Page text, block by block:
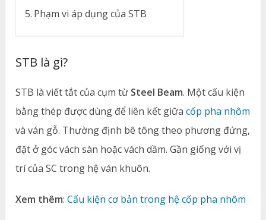
Phạm vi áp dụng của STB
STB là gì?
STB là viết tắt của cụm từ Steel Beam. Một cấu kiện
bằng thép được dùng để liên kết giữacốp pha nhôm
và ván gỗ. Thường định bê tông theo phương đứng,
đặt ở góc vách sàn hoặc vách dầm. Gần giống với vị
trí của SC trong hệ ván khuôn.
Xem thêm:Cấu kiện cơ bản trong hệ cốp pha nhôm